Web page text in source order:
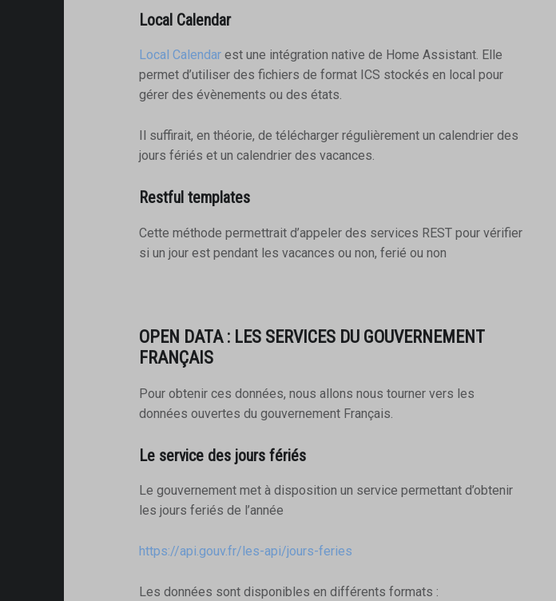
Local Calendar
Local Calendar est une intégration native de Home Assistant. Elle
permet d’utiliser des fichiers de format ICS stockés en local pour
gérer des évènements ou des états.
Il suffirait, en théorie, de télécharger régulièrement un calendrier des
jours fériés et un calendrier des vacances.
Restful templates
Cette méthode permettrait d’appeler des services REST pour vérifier
si un jour est pendant les vacances ou non, ferié ou non
OPEN DATA : LES SERVICES DU GOUVERNEMENT
FRANÇAIS
Pour obtenir ces données, nous allons nous tourner vers les
données ouvertes du gouvernement Français.
Le service des jours fériés
Le gouvernement met à disposition un service permettant d’obtenir
les jours feriés de l’année
https://api.gouv.fr/les-api/jours-feries
Les données sont disponibles en différents formats :